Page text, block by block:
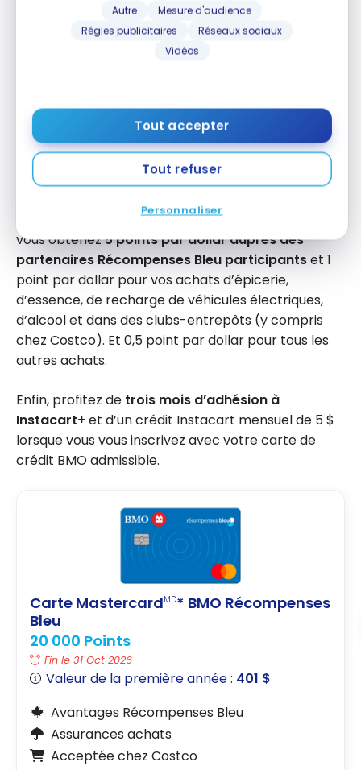
Autre
Mesure d'audience
Régies publicitaires
Réseaux sociaux
Vidéos
Tout accepter
Tout refuser
Personnaliser
Carte MastercardMD* BMO
Récompenses Bleu
Récompenses Bleuen prime de bienvenue. De plus,
vous bénéficiez d’un taux d’intérêt de bienvenue de
0,99 % sur les transferts de solde pendant neuf
mois.
Carte Mastercard BMO Récompenses Bleu
vous obtenez5 points par dollar auprès des
partenaires Récompenses Bleu participantset 1
point par dollar pour vos achats d’épicerie,
d’essence, de recharge de véhicules électriques,
d’alcool et dans des clubs-entrepôts (y compris
chez Costco). Et 0,5 point par dollar pour tous les
autres achats.
Enfin, profitez de trois mois d’adhésion à
Instacart+ et d’un crédit Instacart mensuel de 5 $
lorsque vous vous inscrivez avec votre carte de
crédit BMO admissible.
Carte MastercardMD* BMO Récompenses
Bleu
20 000 Points
Fin le 31 Oct 2026
Valeur de la première année : 401 $
Avantages Récompenses Bleu
Assurances achats
Acceptée chez Costco